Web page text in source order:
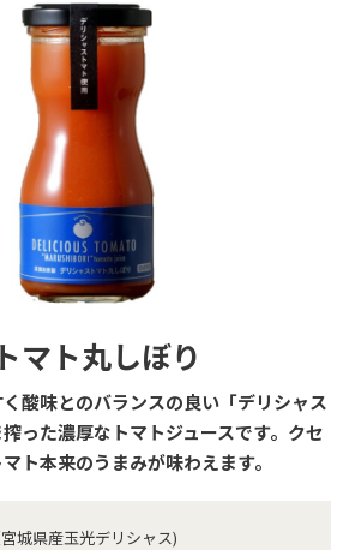
マト丸しぼり
酸味とのバランスの良い「デリシャス
った濃厚なトマトジュースです。クセ
ト本来のうまみが味わえます。
城県産玉光デリシャス)